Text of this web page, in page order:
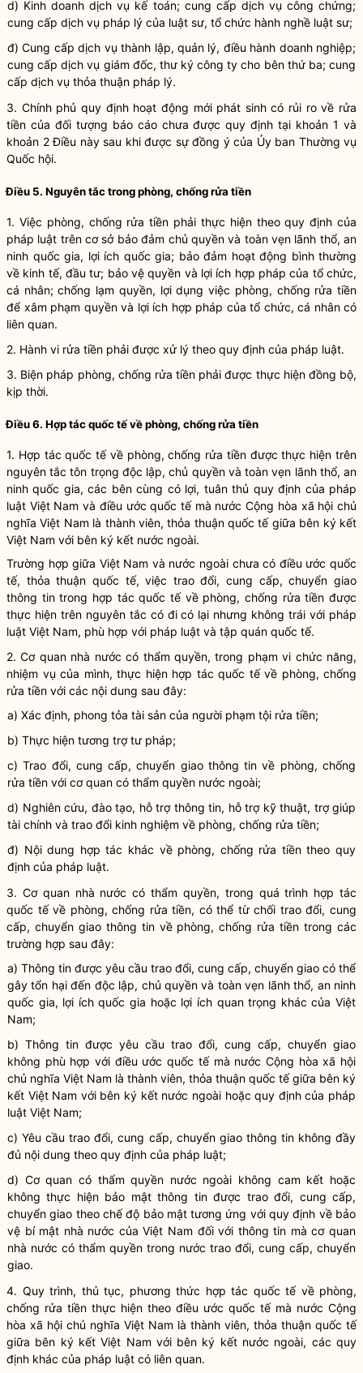
d) Kinh doanhdịch vụ kế toán; cung cấp dịch vụ công chứng;
cung cấp dịch vụ pháp lý của luật sư, tổ chức hành nghề luật sư;
đ) Cung cấp dịch vụ thành lập, quản lý, điều hành doanh nghiệp;
cung cấp dịch vụ giám đốc, thư ký công ty cho bên thứ ba; cung
cấp dịch vụ thỏa thuận pháp lý.
3. Chính phủ quy định hoạt động mới phát sinh có rủi ro về rửa
tiền của đối tượng báo cáochưa đượcquy định tại khoản 1 và
khoản 2 Điều này sau khi được sự đồng ý của Ủy ban Thường vụ
Quốc hội.
Điều 5. Nguyên tắc trong phòng, chống rửa tiền
1. Việc phòng, chống rửa tiền phải thực hiện theo quy định của
pháp luật trên cơ sở bảo đảm chủ quyềnvà toàn vẹn lãnh thổ, an
ninh quốc gia, lợi ích quốc gia; bảo đảm hoạt động bình thường
về kinh tế, đầu tư­; bảo vệ quyền và lợi ích hợp pháp của tổ chức,
cá nhân; chống lạm quyền, lợi dụng việc phòng, chống rửa tiền
để xâm phạm quyền và lợi ích hợp pháp của tổ chức, cá nhân có
liên quan.
2. Hành vi rửa tiền phải được xử lý theo quy định của pháp luật.
3. Biện pháp phòng, chống rửa tiền phải được thực hiện đồng bộ,
kịp thời.
Điều 6. Hợp tác quốc tế về phòng, chống rửa tiền
1. Hợp tác quốc tế về phòng, chống rửa tiền đượcthực hiện trên
nguyên tắc tôn trọng độc lập, chủ quyền vàtoàn vẹn lãnh thổ, an
ninh quốc gia, các bên cùng có lợi, tuân thủ quy định của pháp
luật Việt Nam và điều ước quốc tế mà nước Cộng hòa xã hội chủ
nghĩa Việt Nam là thành viên, thỏa thuận quốc tế giữa bên ký kết
Việt Nam với bên ký kết nước ngoài.
Trường hợp giữa Việt Nam và nước ngoài chưa có điều ước quốc
tế, thỏa thuận quốc tế, việc trao đổi, cung cấp, chuyển giao
thông tin trong hợp tác quốc tế về phòng, chống rửa tiền được
thực hiện trên nguyên tắc có đi có lại nhưng không trái với pháp
luật Việt Nam, phù hợp với pháp luật và tập quán quốc tế.
2. Cơ quan nhà nước có thẩm quyền,trong phạm vi chức năng,
nhiệm vụ của mình, thực hiện hợp tác quốc tế về phòng, chống
rửa tiền với các nội dung sau đây:
a) Xác định, phong tỏa tài sản của người phạm tội rửa tiền;
b) Thực hiện tương trợ tư pháp;
c) Trao đổi, cung cấp, chuyển giao thông tinvề phòng, chống
rửa tiền với cơ quan có thẩm quyền nước ngoài;
d) Nghiên cứu, đào tạo, hỗ trợ thông tin, hỗ trợ kỹ thuật, trợ giúp
tài chính và trao đổi kinh nghiệm về phòng, chống rửa tiền;
đ) Nội dung hợp tác khác về phòng, chống rửa tiền theo quy
định của pháp luật.
3. Cơ quan nhà nước có thẩm quyền, trong quá trình hợp tác
quốc tế về phòng, chống rửa tiền, có thể từ chối trao đổi, cung
cấp, chuyển giao thông tin về phòng, chống rửa tiền trong các
trường hợp sau đây:
a) Thông tin được yêu cầu trao đổi, cung cấp, chuyển giao có thể
gây tổn hại đến độc lập, chủ quyềnvà toàn vẹn lãnh thổ, an ninh
quốc gia, lợi ích quốc gia hoặc lợi ích quan trọng khác của Việt
Nam;
b) Thông tin được yêu cầu trao đổi, cung cấp, chuyển giao
không phù hợp với điều ước quốc tế mà nước Cộng hòa xã hội
chủ nghĩa Việt Nam là thành viên, thỏa thuận quốc tế giữa bên ký
kết Việt Nam với bên ký kết nước ngoài hoặcquy định của pháp
luật Việt Nam;
c) Yêu cầu trao đổi, cung cấp, chuyển giao thông tin không đầy
đủ nội dung theo quy định của pháp luật;
d) Cơ quan có thẩm quyền nước ngoài không cam kết hoặc
không thực hiện bảo mật thông tin được trao đổi, cung cấp,
chuyển giao theo chế độ bảo mật tương ứng với quy định về bảo
vệ bí mật nhà nước của Việt Nam đối với thông tin mà cơ quan
nhà nước có thẩm quyền trong nước trao đổi, cung cấp, chuyển
giao.
4. Quy trình, thủ tục, phương thức hợp tác quốc tế về phòng,
chống rửa tiền thực hiện theo điều ước quốc tế mà nước Cộng
hòa xã hội chủ nghĩa Việt Nam là thành viên, thỏa thuận quốc tế
giữa bên ký kết Việt Nam với bên ký kết nước ngoài, các quy
định khác của pháp luật có liên quan.